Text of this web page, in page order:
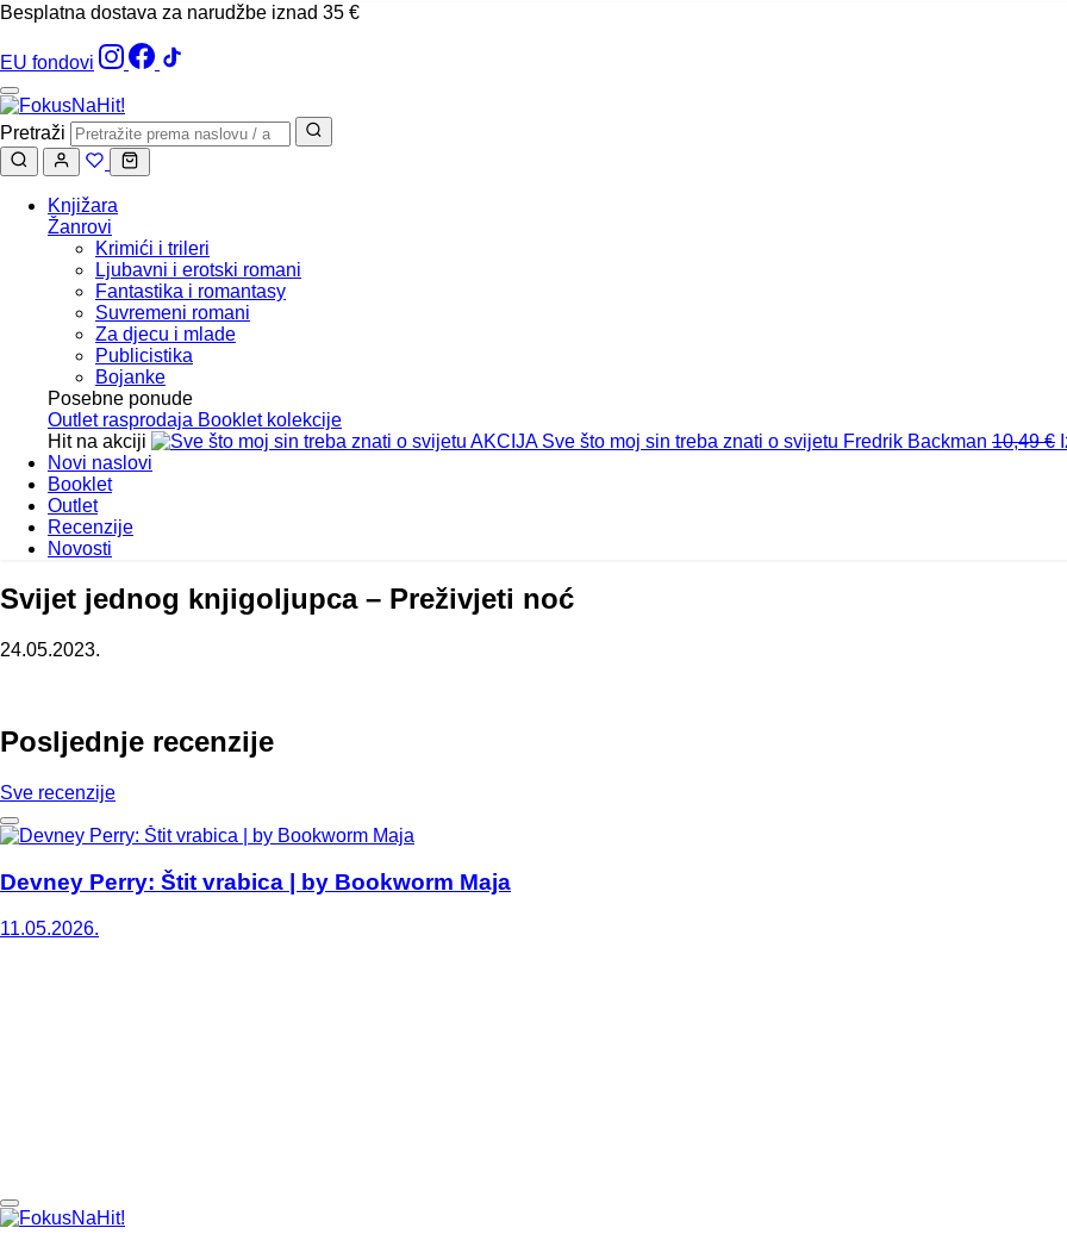
Besplatna dostava za narudžbe iznad 35 €
EU fondovi
Pretraži
Knjižara
Žanrovi
Krimići i trileri
Ljubavni i erotski romani
Fantastika i romantasy
Suvremeni romani
Za djecu i mlade
Publicistika
Bojanke
Posebne ponude
Outlet rasprodaja Booklet kolekcije
Hit na akciji
AKCIJA Sve što moj sin treba znati o svijetu Fredrik Backman 10,49€
Novi naslovi
Booklet
Outlet
Recenzije
Novosti
Svijet jednog knjigoljupca – Preživjeti noć
24.05.2023.
Posljednje recenzije
Sve recenzije
Devney Perry: Štit vrabica | by Bookworm Maja
11.05.2026.